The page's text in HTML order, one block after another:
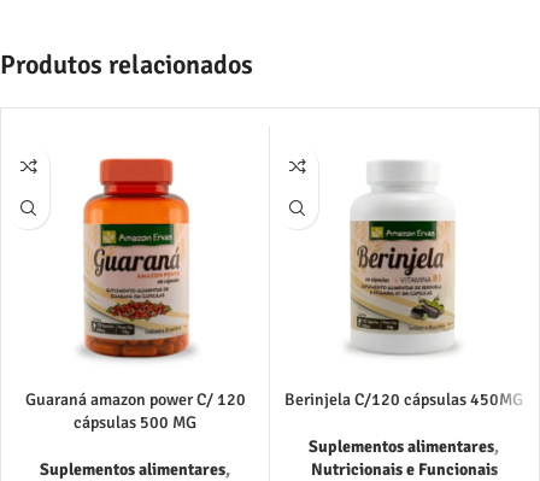
Produtos relacionados
Guaraná amazon power C/ 120
cápsulas 500 MG
Suplementos alimentares,
Berinjela C/120 cápsulas 450MG
Suplementos alimentares,
Nutricionais e Funcionais